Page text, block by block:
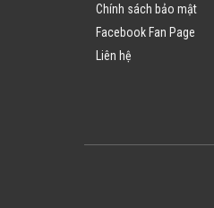
Chính sách bảo mật
Facebook Fan Page
Liên hệ